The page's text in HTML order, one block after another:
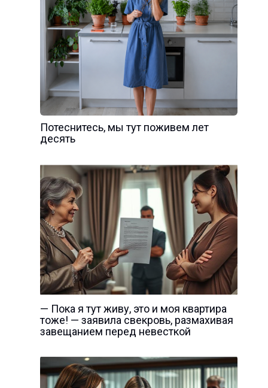
Потеснитесь, мы тут поживем лет
десять
— Пока я тут живу, это и моя квартира
тоже! — заявила свекровь, размахивая
завещанием перед невесткой